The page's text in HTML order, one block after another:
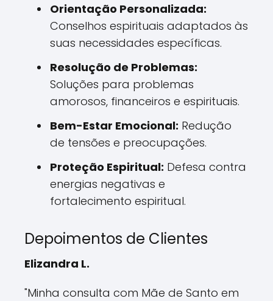
Orientação Personalizada:
Conselhos espirituais adaptados às
suas necessidades específicas.
Resolução de Problemas:
Soluções para problemas
amorosos, financeiros e espirituais.
Bem-Estar Emocional: Redução
de tensões e preocupações.
Proteção Espiritual: Defesa contra
energias negativas e
fortalecimento espiritual.
Depoimentos de Clientes
Elizandra L.
"Minha consulta com Mãe de Santo em